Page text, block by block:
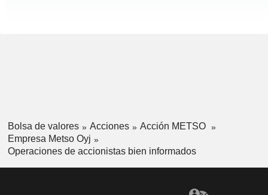
Bolsa de valores Acciones
Acción METSO
Empresa Metso Oyj
Operaciones de accionistas bien informados